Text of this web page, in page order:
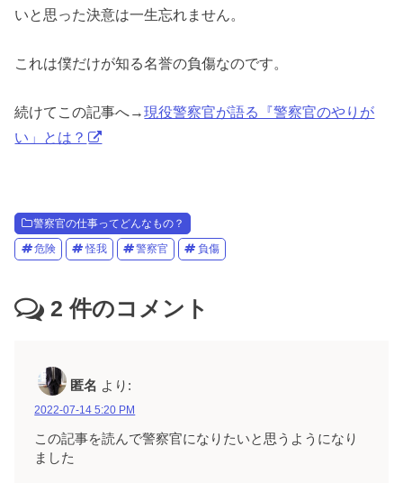
いと思った決意は一生忘れません。
これは僕だけが知る名誉の負傷なのです。
続けてこの記事へ→現役警察官が語る『警察官のやりが
い」とは？
警察官の仕事ってどんなもの？
危険 怪我 警察官 負傷
2 件のコメント
匿名 より:
2022-07-14 5:20 PM
この記事を読んで警察官になりたいと思うようになり
ました